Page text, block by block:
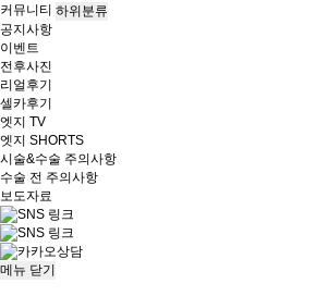
커뮤니티 하위분류
공지사항
이벤트
전후사진
리얼후기
셀카후기
엣지 TV
엣지 SHORTS
시술&수술 주의사항
수술 전 주의사항
보도자료
메뉴 닫기